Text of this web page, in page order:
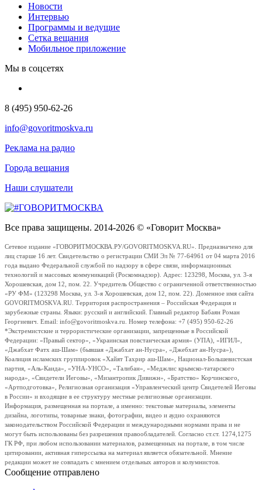
Новости
Интервью
Программы и ведущие
Сетка вещания
Мобильное приложение
Мы в соцсетях
8 (495) 950-62-26
info@govoritmoskva.ru
Реклама на радио
Города вещания
Наши слушатели
Все права защищены. 2014-2026 © «Говорит Москва»
Сетевое издание «ГОВОРИТМОСКВА.РУ/GOVORITMOSKVA.RU». Предназначено для
лиц старше 16 лет. Свидетельство о регистрации СМИ Эл № 77-64961 от 04 марта 2016
года выдано Федеральной службой по надзору в сфере связи, информационных
технологий и массовых коммуникаций (Роскомнадзор). Адрес: 123298, Москва, ул. 3-я
Хорошевская, дом 12, пом. 22. Учредитель Общество с ограниченной ответственностью
«РУ ФМ» (123298 Москва, ул. 3-я Хорошевская, дом 12, пом. 22). Доменное имя сайта
GOVORITMOSKVA.RU. Территория распространения – Российская Федерация и
зарубежные страны. Языки: русский и английский. Главный редактор Бабаян Роман
Георгиевич. Email: info@govoritmoskva.ru. Номер телефона: +7 (495) 950-62-26
*Экстремистские и террористические организации, запрещенные в Российской
Федерации: «Правый сектор», «Украинская повстанческая армия» (УПА), «ИГИЛ»,
«Джабхат Фатх аш-Шам» (бывшая «Джабхат ан-Нусра», «Джебхат ан-Нусра»),
Коалиция исламских группировок «Хайят Тахрир аш-Шам», Национал-Большевистская
партия, «Аль-Каида», «УНА-УНСО», «Талибан», «Меджлис крымско-татарского
народа», «Свидетели Иеговы», «Мизантропик Дивижн», «Братство» Корчинского,
«Артподготовка», Религиозная организация «Управленческий центр Свидетелей Иеговы
в России» и входящие в ее структуру местные религиозные организации.
Информация, размещенная на портале, а именно: текстовые материалы, элементы
дизайна, логотипы, товарные знаки, фотографии, видео и аудио охраняются
законодательством Российской Федерации и международными нормами права и не
могут быть использованы без разрешения правообладателей. Согласно ст.ст. 1274,1275
ГК РФ, при любом использовании материалов, размещенных на портале, в том числе
цитировании, активная гиперссылка на материал является обязательной. Мнение
редакции может не совпадать с мнением отдельных авторов и колумнистов.
Сообщение отправлено